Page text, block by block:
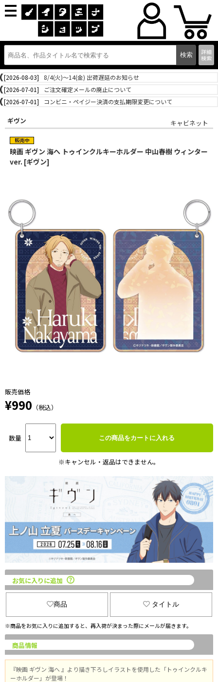
詳細
検索
[2026-08-03]
8/4(火)～14(金) 出荷遅延のお知らせ
[2026-07-01]
ご注文確定メールの廃止について
[2026-07-01]
コンビニ・ペイジー決済の支払期限変更について
ギヴン キャビネット
映画 ギヴン 海へ トゥインクルキーホルダー 中山春樹 ウィンター
ver. [ギヴン]
販売価格
¥990 （税込）
数量 この商品をカートに入れる
※キャンセル・返品はできません。
お気に入りに追加
商品 タイトル
※商品をお気に入りに追加すると、再入荷が決まった際にメールが届きます。
商品情報
『映画 ギヴン 海へ 』より描き下ろしイラストを使用した「トゥインクルキ
ーホルダー」が登場！